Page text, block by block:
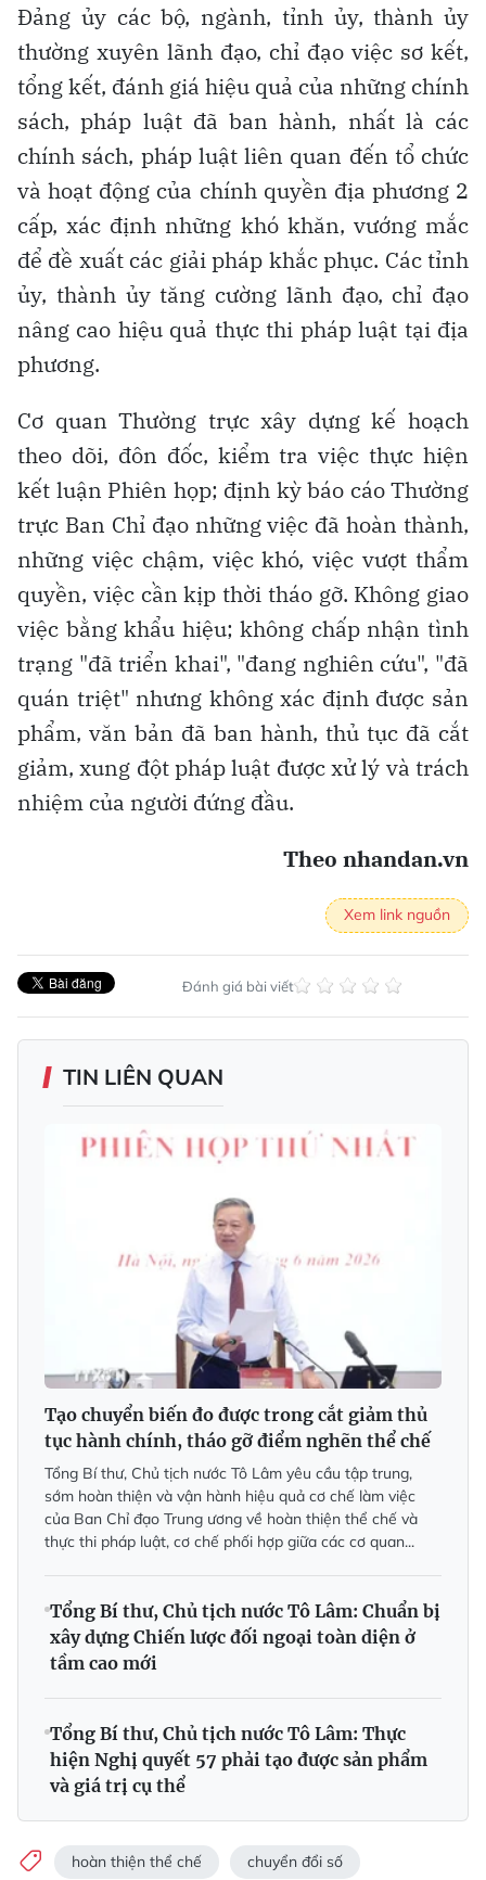
Đảng ủy các bộ, ngành, tỉnh ủy, thành ủy
thường xuyên lãnh đạo, chỉ đạo việc sơ kết,
tổng kết, đánh giá hiệu quả của những chính
sách, pháp luật đã ban hành, nhất là các
chính sách, pháp luật liên quan đến tổ chức
và hoạt động của chính quyền địa phương 2
cấp, xác định những khó khăn, vướng mắc
để đề xuất các giải pháp khắc phục. Các tỉnh
ủy, thành ủy tăng cường lãnh đạo, chỉ đạo
nâng cao hiệu quả thực thi pháp luật tại địa
phương.
Cơ quan Thường trực xây dựng kế hoạch
theo dõi, đôn đốc, kiểm tra việc thực hiện
kết luận Phiên họp; định kỳ báo cáo Thường
trực Ban Chỉ đạo những việc đã hoàn thành,
những việc chậm, việc khó, việc vượt thẩm
quyền, việc cần kịp thời tháo gỡ. Không giao
việc bằng khẩu hiệu; không chấp nhận tình
trạng "đã triển khai", "đang nghiên cứu", "đã
quán triệt" nhưng không xác định được sản
phẩm, văn bản đã ban hành, thủ tục đã cắt
giảm, xung đột pháp luật được xử lý và trách
nhiệm của người đứng đầu.
Theo nhandan.vn
Xem link nguồn
Đánh giá bài viết
TIN LIÊN QUAN
Tạo chuyển biến đo được trong cắt giảm thủ
tục hành chính, tháo gỡ điểm nghẽn thể chế
Tổng Bí thư, Chủ tịch nước Tô Lâm yêu cầu tập trung,
sớm hoàn thiện và vận hành hiệu quả cơ chế làm việc
của Ban Chỉ đạo Trung ương về hoàn thiện thể chế và
thực thi pháp luật, cơ chế phối hợp giữa các cơ quan...
Tổng Bí thư, Chủ tịch nước Tô Lâm: Chuẩn bị
xây dựng Chiến lược đối ngoại toàn diện ở
tầm cao mới
Tổng Bí thư, Chủ tịch nước Tô Lâm: Thực
hiện Nghị quyết 57 phải tạo được sản phẩm
và giá trị cụ thể
hoàn thiện thể chế chuyển đổi số